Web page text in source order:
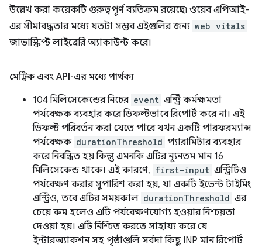
উল্লেখ করা কয়েকটি গুরুত্বপূর্ণ ব্যতিক্রম রয়েছে৷ ওয়েব এপিআই-
এর সীমাবদ্ধতার মধ্যে যতটা সম্ভব এইগুলির জন্য web vitals
জাভাস্ক্রিপ্ট লাইব্রেরি অ্যাকাউন্ট করে।
মেট্রিক এবং API-এর মধ্যে পার্থক্য
104 মিলিসেকেন্ডের নিচের event এন্ট্রি কর্মক্ষমতা
পর্যবেক্ষক ব্যবহার করে ডিফল্টভাবে রিপোর্ট করে না। এই
ডিফল্ট পরিবর্তন করা যেতে পারে যখন একটি পারফরম্যান্স
পর্যবেক্ষক durationThreshold প্যারামিটার ব্যবহার
করে নিবন্ধিত হয় কিন্তু এমনকি এটির ন্যূনতম মান 16
মিলিসেকেন্ড থাকে। এই কারণে, first-input এন্ট্রিটিও
পর্যবেক্ষণ করার সুপারিশ করা হয়, যা একটি ইভেন্ট টাইমিং
এন্ট্রিও, তবে এটির সময়কাল durationThreshold এর
চেয়ে কম হলেও এটি পর্যবেক্ষণযোগ্য হওয়ার নিশ্চয়তা
দেওয়া হয়। এটি নিশ্চিত করতে সাহায্য করে যে
ইন্টারঅ্যাকশন সহ পৃষ্ঠাগুলি সর্বদা কিছু INP মান রিপোর্ট